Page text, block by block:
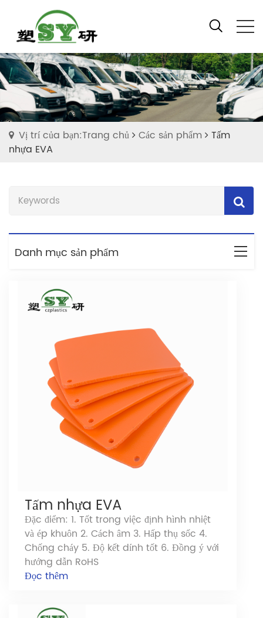
Vị trí của bạn:Trang chủ Các sản phẩm
Tấm
nhựa EVA
Danh mục sản phẩm
Tấm nhựa EVA
Đặc điểm: 1. Tốt trong việc định hình nhiệt
và ép khuôn 2. Cách âm 3. Hấp thụ sốc 4.
Chống cháy 5. Độ kết dính tốt 6. Đồng ý với
hướng dẫn RoHS
Đọc thêm